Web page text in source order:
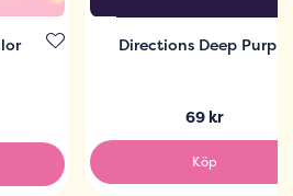
Directions Deep Purple
69 kr
Köp